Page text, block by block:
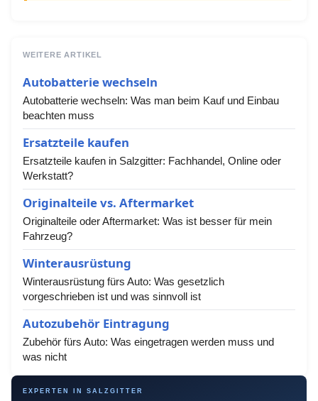
WEITERE ARTIKEL
Autobatterie wechseln
Autobatterie wechseln: Was man beim Kauf und Einbau
beachten muss
Ersatzteile kaufen
Ersatzteile kaufen in Salzgitter: Fachhandel, Online oder
Werkstatt?
Originalteile vs. Aftermarket
Originalteile oder Aftermarket: Was ist besser für mein
Fahrzeug?
Winterausrüstung
Winterausrüstung fürs Auto: Was gesetzlich
vorgeschrieben ist und was sinnvoll ist
Autozubehör Eintragung
Zubehör fürs Auto: Was eingetragen werden muss und
was nicht
EXPERTEN IN SALZGITTER